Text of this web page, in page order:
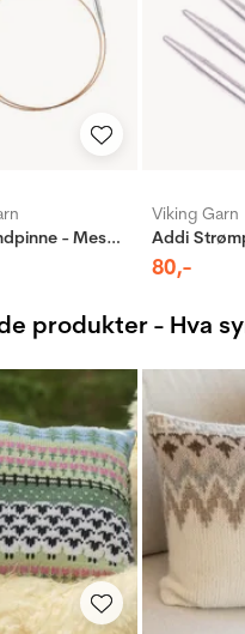
Addi Rundpinne - Messing
Viking Garn
80,-
produkter - Hva